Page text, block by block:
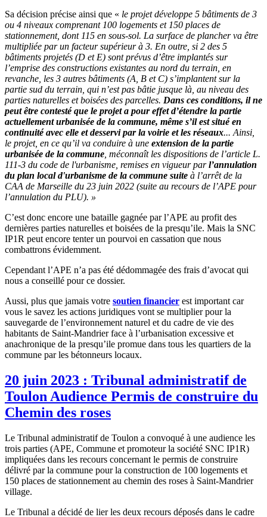
Sa décision précise ainsi que « le projet développe 5 bâtiments de 3
ou 4 niveaux comprenant 100 logements et 150 places de
stationnement, dont 115 en sous-sol. La surface de plancher va être
multipliée par un facteur supérieur à 3. En outre, si 2 des 5
bâtiments projetés (D et E) sont prévus d’être implantés sur
l’emprise des constructions existantes au nord du terrain, en
revanche, les 3 autres bâtiments (A, B et C) s’implantent sur la
partie sud du terrain, qui n’est pas bâtie jusque là, au niveau des
parties naturelles et boisées des parcelles. Dans ces conditions, il ne
peut être contesté que le projet a pour effet d’étendre la partie
actuellement urbanisée de la commune, même s’il est situé en
continuité avec elle et desservi par la voirie et les réseaux... Ainsi,
le projet, en ce qu’il va conduire à une extension de la partie
urbanisée de la commune , méconnaît les dispositions de l’article L.
111-3 du code de l'urbanisme, remises en vigueur parl’annulation
du plan local d'urbanisme de la commune suite à l’arrêt de la
CAA de Marseille du 23 juin 2022 (suite au recours de l’APE pour
l’annulation du PLU). »
C’est donc encore une bataille gagnée par l’APE au profit des
dernières parties naturelles et boisées de la presqu’ile. Mais la SNC
IP1R peut encore tenter un pourvoi en cassation que nous
combattrons évidemment.
Cependant l’APE n’a pas été dédommagée des frais d’avocat qui
nous a conseillé pour ce dossier.
Aussi, plus que jamais votre soutien financier est important car
vous le savez les actions juridiques vont se multiplier pour la
sauvegarde de l’environnement naturel et du cadre de vie des
habitants de Saint-Mandrier face à l’urbanisation excessive et
anachronique de la presqu’ile promue dans tous les quartiers de la
commune par les bétonneurs locaux.
20 juin 2023 : Tribunal administratif de
Toulon Audience Permis de construire du
Chemin des roses
Le Tribunal administratif de Toulon a convoqué à une audience les
trois parties (APE, Commune et promoteur la société SNC IP1R)
impliquées dans les recours concernant le permis de construire
délivré par la commune pour la construction de 100 logements et
150 places de stationnement au chemin des roses à Saint-Mandrier
village.
Le Tribunal a décidé de lier les deux recours déposés dans le cadre